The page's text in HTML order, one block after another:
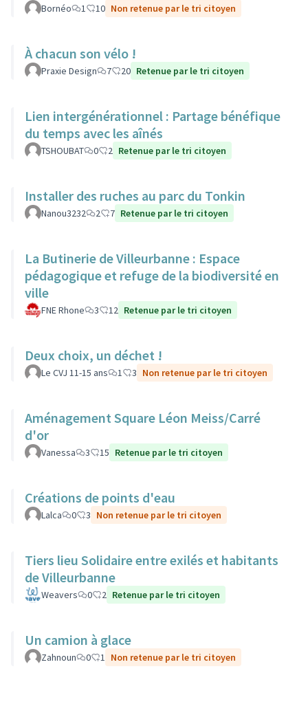
Bornéo 1 10 Non retenue par le tri citoyen
À chacun son vélo !
Praxie Design 7 20 Retenue par le tri citoyen
Lien intergénérationnel : Partage bénéfique
du temps avec les aînés
TSHOUBAT 0 2 Retenue par le tri citoyen
Installer des ruches au parc du Tonkin
Nanou3232 2 7 Retenue par le tri citoyen
La Butinerie de Villeurbanne : Espace
pédagogique et refuge de la biodiversité en
ville
FNE Rhone 3 12 Retenue par le tri citoyen
Deux choix, un déchet !
Le CVJ 11-15 ans 1 3 Non retenue par le tri citoyen
Aménagement Square Léon Meiss/Carré
d'or
Vanessa 3 15 Retenue par le tri citoyen
Créations de points d'eau
Lalca 0 3 Non retenue par le tri citoyen
Tiers lieu Solidaire entre exilés et habitants
de Villeurbanne
Weavers 0 2 Retenue par le tri citoyen
Un camion à glace
Zahnoun 0 1 Non retenue par le tri citoyen